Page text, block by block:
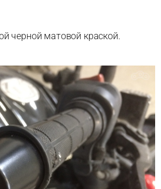
черной матовой краской.